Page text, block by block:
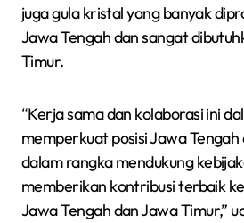
juga gula kristal yang banyak
Jawa Tengah dan sangat
Timur.
“Kerja sama dan kolaborasi ini
memperkuat posisi Jawa
dalam rangka mendukung
memberikan kontribusi terbaik
Jawa Tengah dan Jawa Timur,”